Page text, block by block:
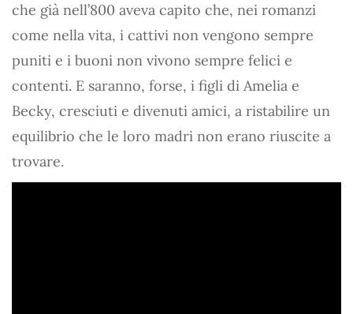
che già nell’800 aveva capito che, nei romanzi
come nella vita, i cattivi non vengono sempre
puniti e i buoni non vivono sempre felici e
contenti. E saranno, forse, i figli di Amelia e
Becky, cresciuti e divenuti amici, a ristabilire un
equilibrio che le loro madri non erano riuscite a
trovare.